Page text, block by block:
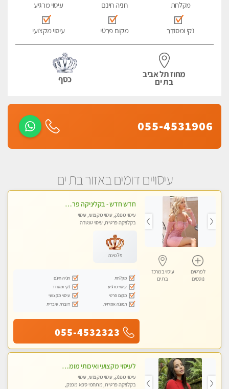
מקלחת חניה חינם עיסוי מרגיע
נקי ומסודר מקום פרטי עיסוי מקצועי
מחוז תל אביב
בת ים כסף
055-4531906
עיסויים דומים באזור בת ים
לפרטים
נוספים
עיסוי במרכז
בת ים
חדש חדש - בקליניקה פרטית בבת ים עיסוי לחידוש אנרגיות עיסוי מקצועי מומלץ מאוד ללא מין !!
עיסוי מפנק, עיסוי מקצועי, עיסוי
בקלניקה פרטית, עיסוי טנטרה
פלטינה
מקלחת
חניה חינם
עיסוי מרגיע
נקי ומסודר
מקום פרטי
עיסוי מקצועי
תמונה אמיתית
דוברת עיברית
055-4532323
לעיסוי מקצועי ואיכותי מומלץ מאוד!! ממתינה לך שתגיע לבת ים - ​​​​​​ Highly recommended
עיסוי מפנק, עיסוי מקצועי, עיסוי
בקלניקה פרטית, מתחמי ספא מפנק,